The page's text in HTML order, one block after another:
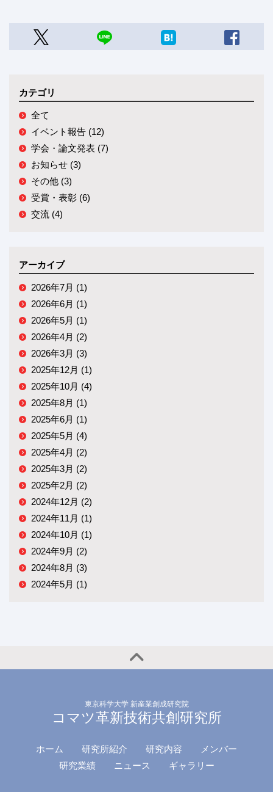
カテゴリ
全て
イベント報告 (12)
学会・論文発表 (7)
お知らせ (3)
その他 (3)
受賞・表彰 (6)
交流 (4)
アーカイブ
2026年7月 (1)
2026年6月 (1)
2026年5月 (1)
2026年4月 (2)
2026年3月 (3)
2025年12月 (1)
2025年10月 (4)
2025年8月 (1)
2025年6月 (1)
2025年5月 (4)
2025年4月 (2)
2025年3月 (2)
2025年2月 (2)
2024年12月 (2)
2024年11月 (1)
2024年10月 (1)
2024年9月 (2)
2024年8月 (3)
2024年5月 (1)
東京科学大学 新産業創成研究院
コマツ革新技術共創研究所
ホーム 研究所紹介 研究内容
メンバー
研究業績
ニュース ギャラリー